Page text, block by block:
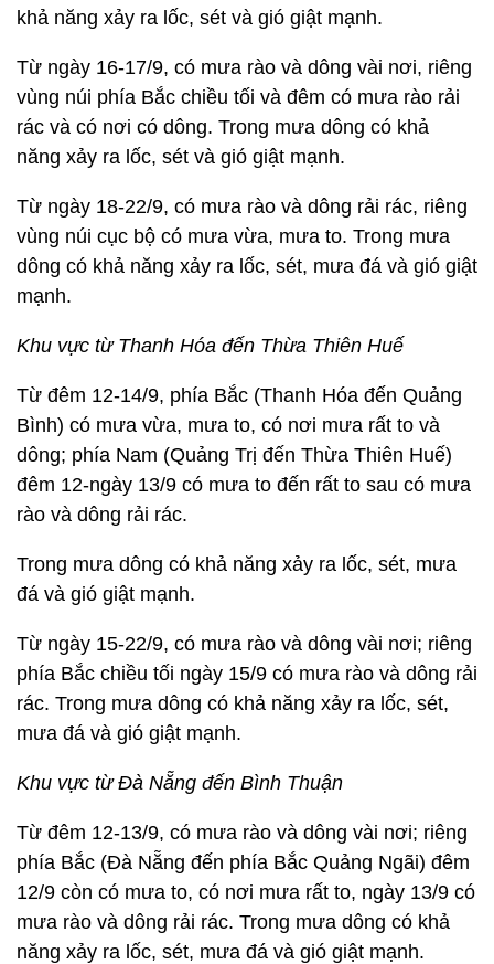
khả năng xảy ra lốc, sét và gió giật mạnh.
Từ ngày 16-17/9, có mưa rào và dông vài nơi, riêng
vùng núi phía Bắc chiều tối và đêm có mưa rào rải
rác và có nơi có dông. Trong mưa dông có khả
năng xảy ra lốc, sét và gió giật mạnh.
Từ ngày 18-22/9, có mưa rào và dông rải rác, riêng
vùng núi cục bộ có mưa vừa, mưa to. Trong mưa
dông có khả năng xảy ra lốc, sét, mưa đá và gió giật
mạnh.
Khu vực từ Thanh Hóa đến Thừa Thiên Huế
Từ đêm 12-14/9, phía Bắc (Thanh Hóa đến Quảng
Bình) có mưa vừa, mưa to, có nơi mưa rất to và
dông; phía Nam (Quảng Trị đến Thừa Thiên Huế)
đêm 12-ngày 13/9 có mưa to đến rất to sau có mưa
rào và dông rải rác.
Trong mưa dông có khả năng xảy ra lốc, sét, mưa
đá và gió giật mạnh.
Từ ngày 15-22/9, có mưa rào và dông vài nơi; riêng
phía Bắc chiều tối ngày 15/9 có mưa rào và dông rải
rác. Trong mưa dông có khả năng xảy ra lốc, sét,
mưa đá và gió giật mạnh.
Khu vực từ Đà Nẵng đến Bình Thuận
Từ đêm 12-13/9, có mưa rào và dông vài nơi; riêng
phía Bắc (Đà Nẵng đến phía Bắc Quảng Ngãi) đêm
12/9 còn có mưa to, có nơi mưa rất to, ngày 13/9 có
mưa rào và dông rải rác. Trong mưa dông có khả
năng xảy ra lốc, sét, mưa đá và gió giật mạnh.